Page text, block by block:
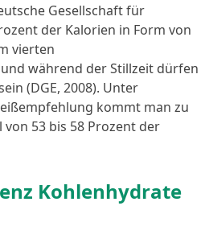
Gesellschaft für
der Kalorien in Form von
vierten
während der Stillzeit dürfen
(DGE, 2008). Unter
kommt man zu
53 bis 58 Prozent der
Kohlenhydrate